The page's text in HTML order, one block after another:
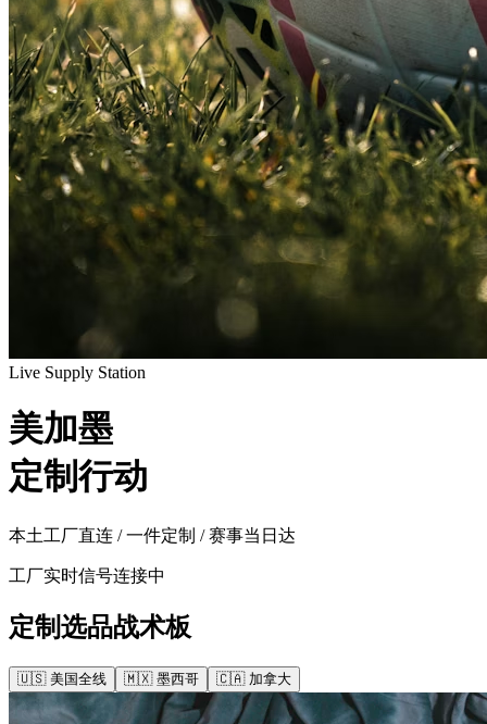
Live Supply Station
美加墨
定制行动
本土工厂直连 /一件定制 /赛事当日达
工厂实时信号连接中
定制选品战术板
🇺🇸 美国全线 🇲🇽 墨西哥 🇨🇦 加拿大